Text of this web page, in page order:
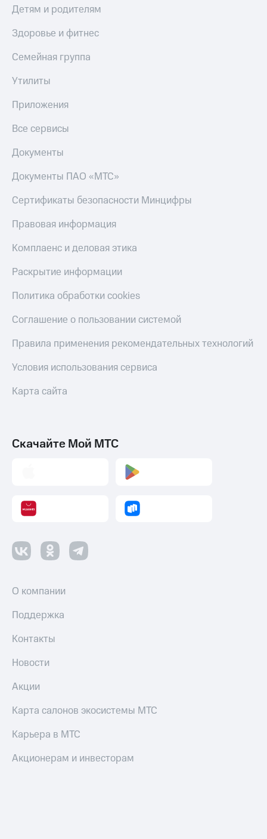
Детям и родителям
Здоровье и фитнес
Семейная группа
Утилиты
Приложения
Все сервисы
Документы
Документы ПАО «МТС»
Сертификаты безопасности Минцифры
Правовая информация
Комплаенс и деловая этика
Раскрытие информации
Политика обработки cookies
Соглашение о пользовании системой
Правила применения рекомендательных технологий
Условия использования сервиса
Карта сайта
Скачайте Мой МТС
О компании
Поддержка
Контакты
Новости
Акции
Карта салонов экосистемы МТС
Карьера в МТС
Акционерам и инвесторам